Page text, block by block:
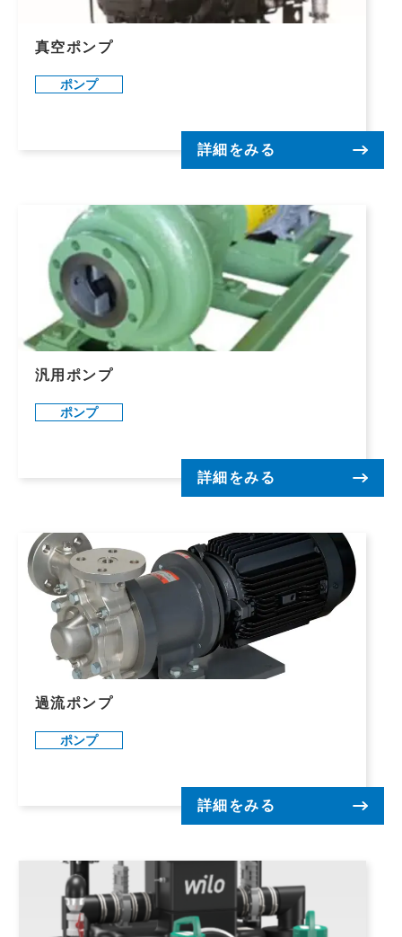
真空ポンプ
ポンプ
詳細をみる
汎用ポンプ
ポンプ
詳細をみる
過流ポンプ
ポンプ
詳細をみる